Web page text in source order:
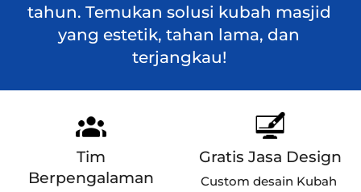
tahun. Temukan solusi kubah masjid
yang estetik, tahan lama, dan
terjangkau!
Tim
Berpengalaman
Gratis Jasa Design
Custom desain Kubah